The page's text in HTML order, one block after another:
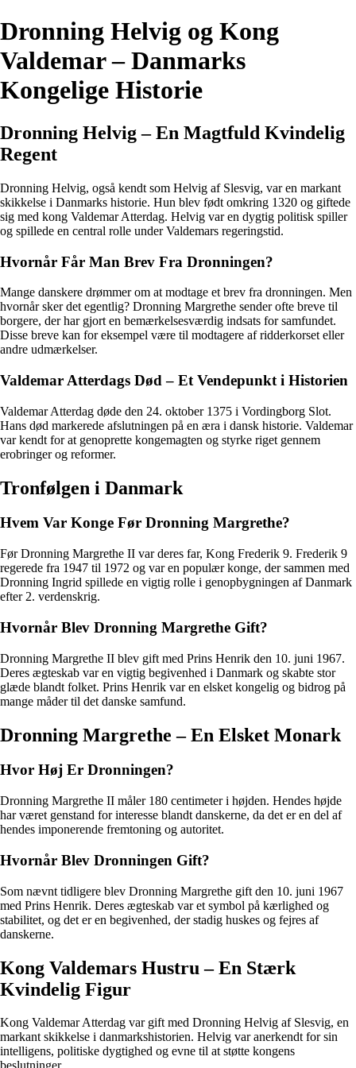
Dronning Helvig og Kong
Valdemar – Danmarks
Kongelige Historie
Dronning Helvig – En Magtfuld Kvindelig
Regent
Dronning Helvig, også kendt som Helvig af Slesvig, var en markant
skikkelse i Danmarks historie. Hun blev født omkring 1320 og giftede
sig med kong Valdemar Atterdag. Helvig var en dygtig politisk spiller
og spillede en central rolle under Valdemars regeringstid.
Hvornår Får Man Brev Fra Dronningen?
Mange danskere drømmer om at modtage et brev fra dronningen. Men
hvornår sker det egentlig? Dronning Margrethe sender ofte breve til
borgere, der har gjort en bemærkelsesværdig indsats for samfundet.
Disse breve kan for eksempel være til modtagere af ridderkorset eller
andre udmærkelser.
Valdemar Atterdags Død – Et Vendepunkt i Historien
Valdemar Atterdag døde den 24. oktober 1375 i Vordingborg Slot.
Hans død markerede afslutningen på en æra i dansk historie. Valdemar
var kendt for at genoprette kongemagten og styrke riget gennem
erobringer og reformer.
Tronfølgen i Danmark
Hvem Var Konge Før Dronning Margrethe?
Før Dronning Margrethe II var deres far, Kong Frederik 9. Frederik 9
regerede fra 1947 til 1972 og var en populær konge, der sammen med
Dronning Ingrid spillede en vigtig rolle i genopbygningen af Danmark
efter 2. verdenskrig.
Hvornår Blev Dronning Margrethe Gift?
Dronning Margrethe II blev gift med Prins Henrik den 10. juni 1967.
Deres ægteskab var en vigtig begivenhed i Danmark og skabte stor
glæde blandt folket. Prins Henrik var en elsket kongelig og bidrog på
mange måder til det danske samfund.
Dronning Margrethe – En Elsket Monark
Hvor Høj Er Dronningen?
Dronning Margrethe II måler 180 centimeter i højden. Hendes højde
har været genstand for interesse blandt danskerne, da det er en del af
hendes imponerende fremtoning og autoritet.
Hvornår Blev Dronningen Gift?
Som nævnt tidligere blev Dronning Margrethe gift den 10. juni 1967
med Prins Henrik. Deres ægteskab var et symbol på kærlighed og
stabilitet, og det er en begivenhed, der stadig huskes og fejres af
danskerne.
Kong Valdemars Hustru – En Stærk
Kvindelig Figur
Kong Valdemar Atterdag var gift med Dronning Helvig af Slesvig, en
markant skikkelse i danmarkshistorien. Helvig var anerkendt for sin
intelligens, politiske dygtighed og evne til at støtte kongens